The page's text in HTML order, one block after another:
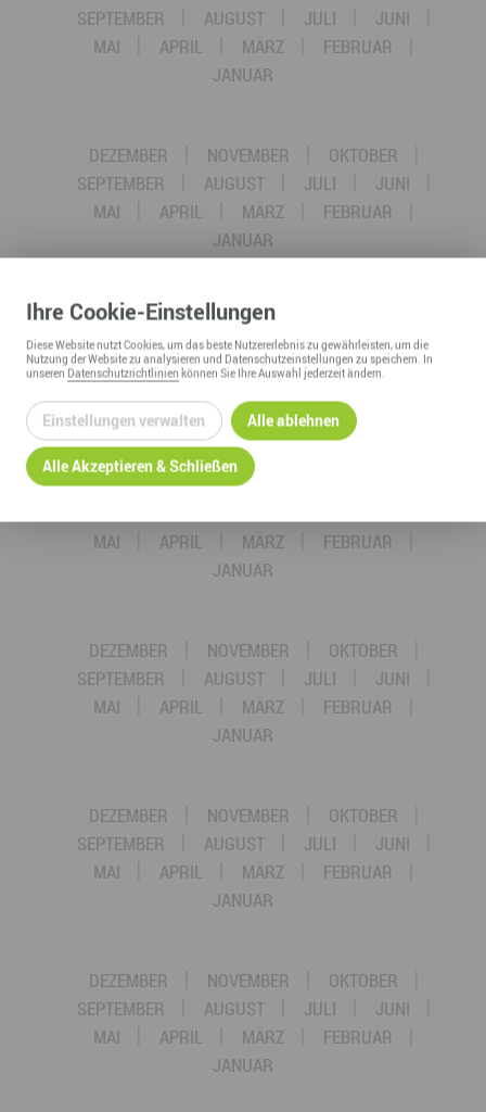
SEPTEMBER
AUGUST JULI
JUNI
MAI
APRIL MÄRZ
FEBRUAR
JANUAR
DEZEMBER NOVEMBER
OKTOBER
SEPTEMBER
AUGUST JULI
JUNI
MAI
APRIL MÄRZ
FEBRUAR
JANUAR
DEZEMBER NOVEMBER
SEPTEMBER
AUGUST JULI
JUNI
MAI
APRIL MÄRZ
FEBRUAR
JANUAR
DEZEMBER NOVEMBER
MAI
APRIL MÄRZ
FEBRUAR
JANUAR
DEZEMBER NOVEMBER
OKTOBER
SEPTEMBER
AUGUST JULI
JUNI
MAI
APRIL MÄRZ
FEBRUAR
JANUAR
DEZEMBER NOVEMBER
OKTOBER
SEPTEMBER
AUGUST JULI
JUNI
MAI
APRIL MÄRZ
FEBRUAR
JANUAR
DEZEMBER NOVEMBER
OKTOBER
SEPTEMBER
AUGUST JULI
JUNI
MAI
APRIL MÄRZ
FEBRUAR
JANUAR
Ihre Cookie-Einstellungen
DieseWebsitenutzt Cookies, um das beste Nutzererlebnis zu gewährleisten, um die
Nutzung derWebsitezu analysieren und Datenschutzeinstellungen zu speichern. In
unseren Datenschutzrichtlinien können Sie Ihre Auswahl jederzeit ändern.
Einstellungen verwalten Alle ablehnen
Alle Akzeptieren & Schließen